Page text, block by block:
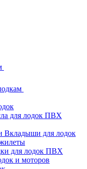
для лодок ПВХ
Вкладыши для лодок
для лодок ПВХ
и моторов